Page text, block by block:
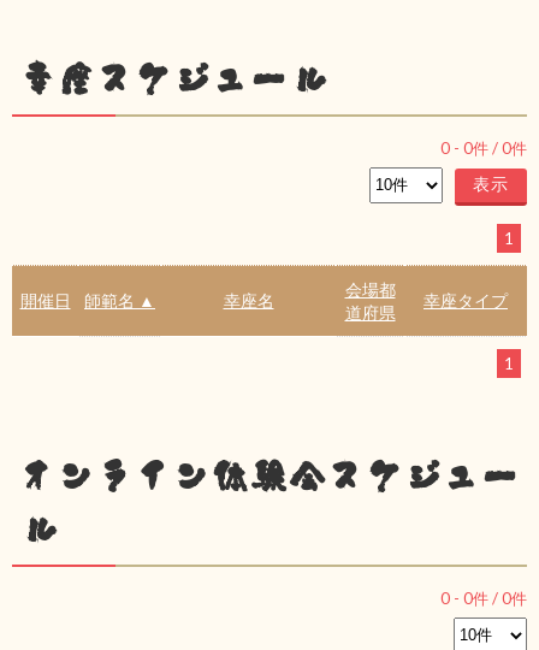
幸座スケジュール
0 - 0件 /0件
1
開催日 師範名 ▲ 幸座名
会場都
道府県
幸座タイプ
1
オンライン体験会スケジュー
ル
0 - 0件 /0件